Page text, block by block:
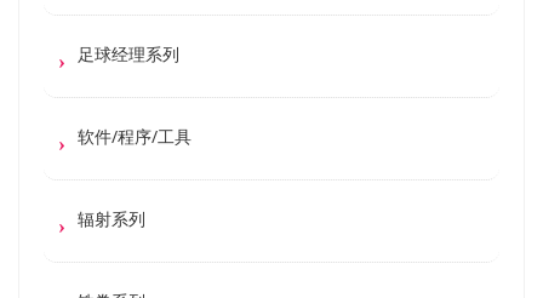
足球经理系列
软件/程序/工具
辐射系列